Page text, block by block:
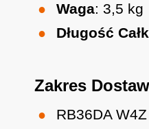
Waga: 3,5 kg
Długość
Zakres
RB36DA